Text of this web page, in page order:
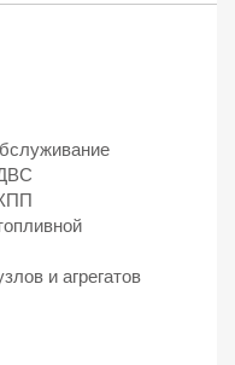
и агрегатов